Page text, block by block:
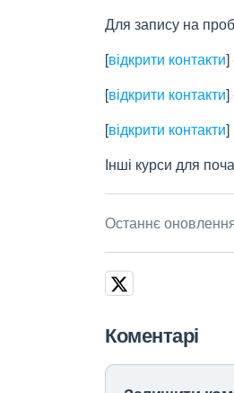
Для запису на
[відкрити контакти]
[відкрити контакти]
[відкрити контакти]
Інші курси для
Останнє
Коментарі